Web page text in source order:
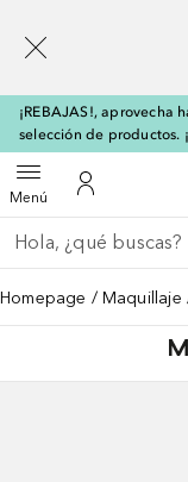
¡REBAJAS!, aprovecha
selección de productos.
MenúAbrir menúMi cuenta
Regresar
Ejecutar búsqueda
Homepage Maquillaje